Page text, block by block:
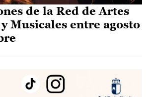
de la Red de Artes
Musicales entre agosto